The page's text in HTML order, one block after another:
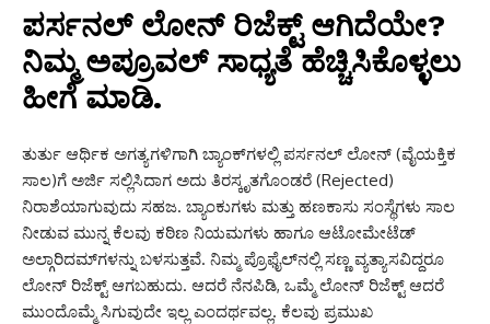
ಪರ್ಸನಲ್ ಲೋನ್ರಿಜೆಕ್ಟ್ ಆಗಿದೆಯೇ?
ನಿಮ್ಮ ಅಪ್ರೂವಲ್ ಸಾಧ್ಯತೆ ಹೆಚ್ಚಿಸಿಕೊಳ್ಳಲು
ಹೀಗೆ ಮಾಡಿ.
ತುರ್ತು ಆರ್ಥಿಕ ಅಗತ್ಯಗಳಿಗಾಗಿ ಬ್ಯಾಂಕ್‌ಗಳಲ್ಲಿ ಪರ್ಸನಲ್ ಲೋನ್ (ವೈಯಕ್ತಿಕ
ಸಾಲ)ಗೆ ಅರ್ಜಿ ಸಲ್ಲಿಸಿದಾಗ ಅದು ತಿರಸ್ಕೃತಗೊಂಡರೆ (Rejected)
ನಿರಾಶೆಯಾಗುವುದು ಸಹಜ. ಬ್ಯಾಂಕುಗಳು ಮತ್ತು ಹಣಕಾಸು ಸಂಸ್ಥೆಗಳು ಸಾಲ
ನೀಡುವ ಮುನ್ನ ಕೆಲವು ಕಠಿಣ ನಿಯಮಗಳು ಹಾಗೂ ಆಟೋಮೇಟೆಡ್
ಅಲ್ಗಾರಿದಮ್‌ಗಳನ್ನು ಬಳಸುತ್ತವೆ. ನಿಮ್ಮ ಪ್ರೊಫೈಲ್‌ನಲ್ಲಿ ಸಣ್ಣ ವ್ಯತ್ಯಾಸವಿದ್ದರೂ
ಲೋನ್ ರಿಜೆಕ್ಟ್ ಆಗಬಹುದು. ಆದರೆ ನೆನಪಿಡಿ, ಒಮ್ಮೆ ಲೋನ್ ರಿಜೆಕ್ಟ್ ಆದರೆ
ಮುಂದೊಮ್ಮೆ ಸಿಗುವುದೇ ಇಲ್ಲ ಎಂದರ್ಥವಲ್ಲ. ಕೆಲವು ಪ್ರಮುಖ